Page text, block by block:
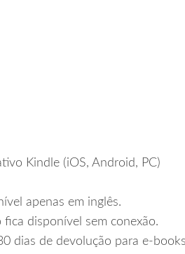
Kindle (iOS, Android, PC)
apenas em inglês.
disponível sem conexão.
dias de devolução para